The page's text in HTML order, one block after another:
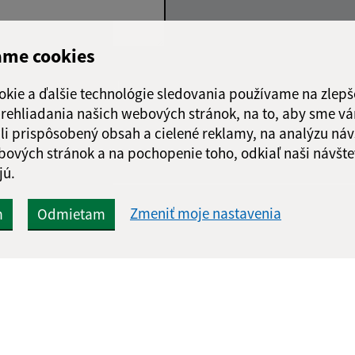
cookies
a ďalšie technológie sledovania používame na
našich webových stránok, na to, aby sme
prispôsobený obsah a cielené reklamy, na analýzu
stránok a na pochopenie toho, odkiaľ naši
Odmietam Zmeniť moje nastavenia
Odoslať
správu